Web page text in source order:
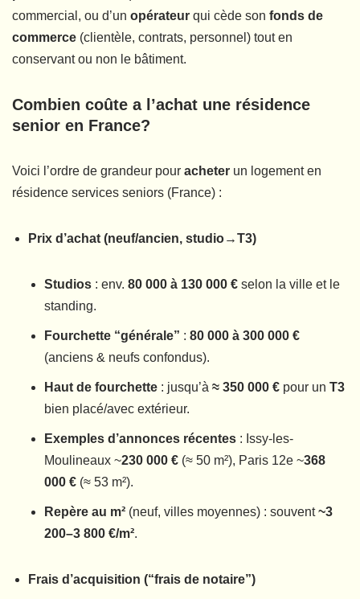
commercial, ou d’un opérateur qui cède son fonds de
commerce (clientèle, contrats, personnel) tout en
conservant ou non le bâtiment.
Combien coûte a l’achat une résidence
senior en France?
Voici l’ordre de grandeur pour acheter un logement en
résidence services seniors (France) :
Prix d’achat (neuf/ancien, studio→T3)
Studios : env. 80 000 à 130 000 € selon la ville et le
standing.
Fourchette “générale” : 80 000 à 300 000 €
(anciens & neufs confondus).
Haut de fourchette : jusqu’à ≈ 350 000 € pour un T3
bien placé/avec extérieur.
Exemples d’annonces récentes : Issy-les-
Moulineaux ~230 000 € (≈ 50 m²), Paris 12e ~368
000 € (≈ 53 m²).
Repère au m² (neuf, villes moyennes) : souvent~3
200–3 800 €/m².
Frais d’acquisition (“frais de notaire”)